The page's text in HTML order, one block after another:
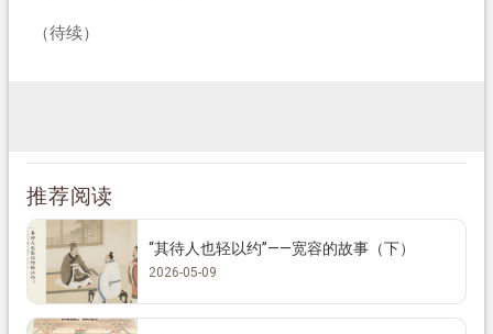
（待续）
推荐阅读
“其待人也轻以约”——宽容的故事（下）
2026-05-09